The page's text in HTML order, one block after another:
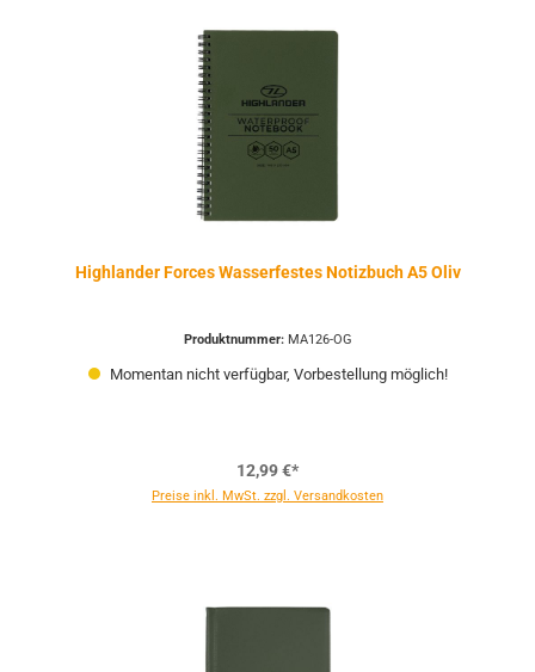
Highlander Forces Wasserfestes Notizbuch A5 Oliv
Produktnummer: MA126-OG
Momentan nicht verfügbar, Vorbestellung möglich!
12,99 €*
Preise inkl. MwSt. zzgl. Versandkosten